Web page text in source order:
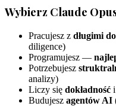
Wybierz Claude
Pracujesz z długimi
diligence)
Programujesz —
Potrzebujesz
analizy)
Liczy się dokładność
Budujesz agentów AI